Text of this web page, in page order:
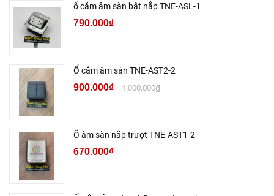
ổ cắm âm sàn bật nắp TNE-ASL-1
790.000₫
Ổ cắm âm sàn TNE-AST2-2
900.000₫ 1.000.000₫
Ổ âm sàn nắp trượt TNE-AST1-2
670.000₫